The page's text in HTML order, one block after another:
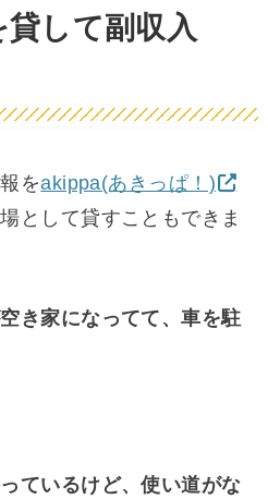
して副収入
をakippa(あきっぱ！)
として貸すこともできま
き家になってて、車を駐
ているけど、使い道がな